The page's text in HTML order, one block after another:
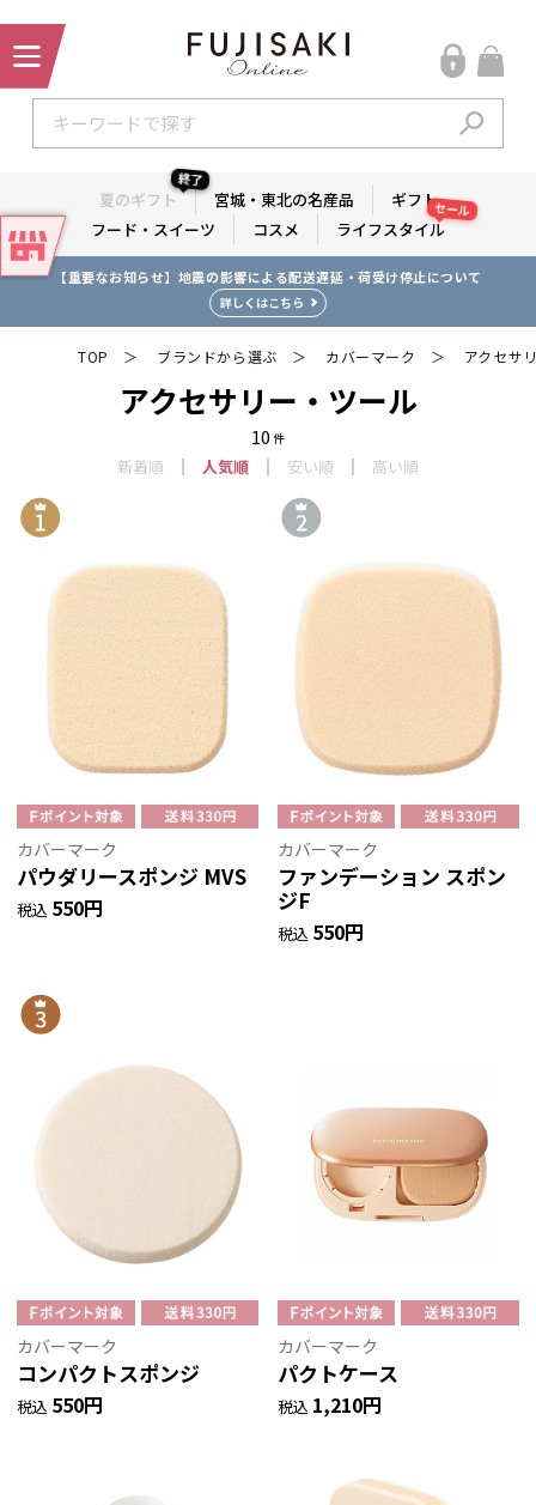
夏のギフト
終了
宮城・東北の名産品
ギフト
フード・スイーツ
コスメ ライフスタイル
セール
【重要なお知らせ】地震の影響による配送遅延・荷受け停止について
詳しくはこちら
【夏のギフト】 税込1万円以上購入で1,000ポイント プレゼント！
詳しくはこちら
TOP ＞ ブランドから選ぶ ＞ カバーマーク ＞ アクセサ
アクセサリー・ツール
10 件
新着順 人気順 安い順 高い順
カバーマーク
パウダリースポンジ MVS
税込 550円
カバーマーク
ファンデーション スポン
ジF
税込 550円
カバーマーク
コンパクトスポンジ
税込 550円
カバーマーク
パクトケース
税込 1,210円